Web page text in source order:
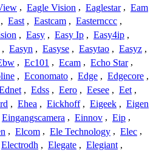
, Eagle Vision , Eaglestar , Eam
, East , Eastcam , Easternccc ,
, Easy , Easy Ip , Easy4ip ,
, Easyn , Easyse , Easytao , Easyz ,
, Ec101 , Ecam , Echo Star ,
, Economato , Edge , Edgecore ,
, Edss , Eero , Eesee , Eet ,
, Ehea , Eickhoff , Eigeek , Eigen
Eingangscamera , Einnov , Eip ,
, Elcom , Ele Technology , Elec ,
Electrodh , Elegate , Elegiant ,